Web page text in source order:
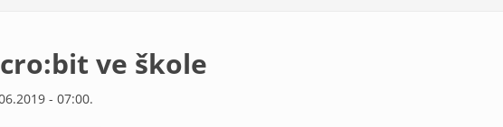
ve škole
- 07:00.